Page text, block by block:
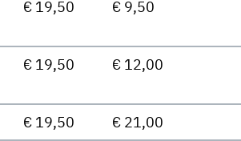
€ 19,50 € 9,50
€ 19,50 € 12,00
€ 19,50
€ 21,00